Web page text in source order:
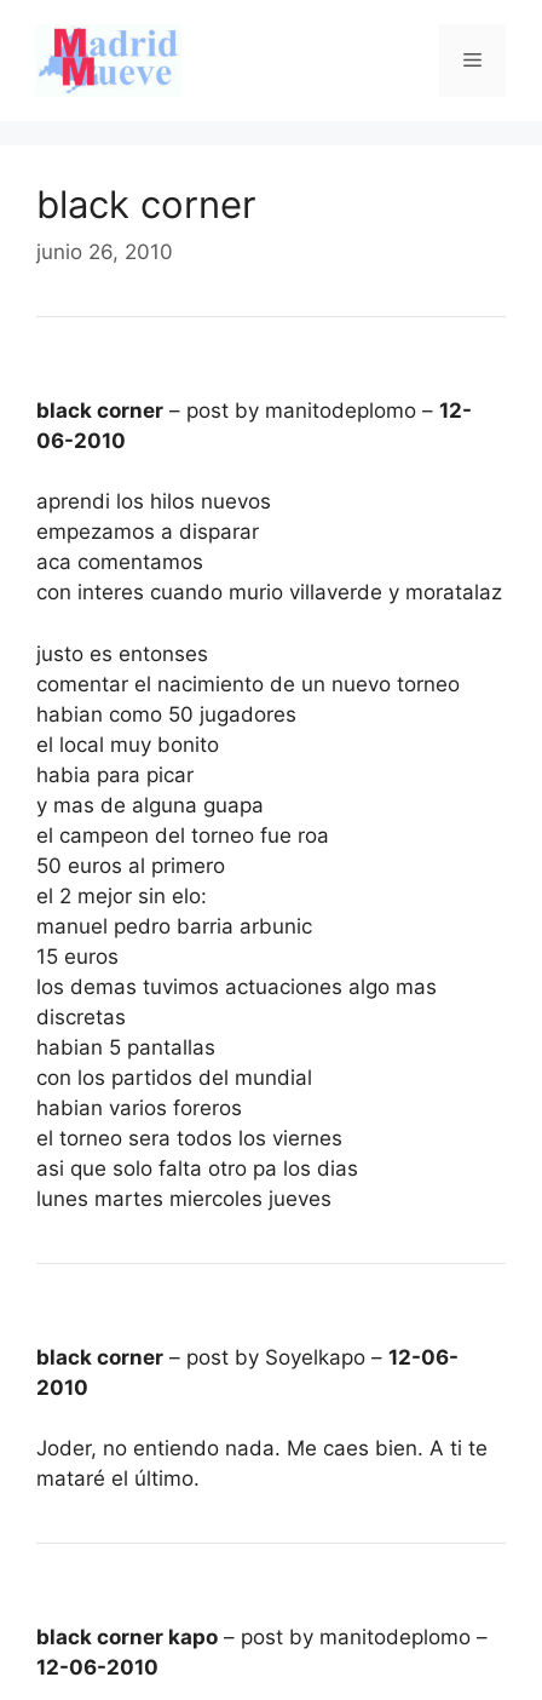
contenido
Menú
black corner
junio 26, 2010
black corner – post by manitodeplomo – 12-
06-2010
aprendi los hilos nuevos
empezamos a disparar
aca comentamos
con interes cuando murio villaverde y moratalaz
justo es entonses
comentar el nacimiento de un nuevo torneo
habian como 50 jugadores
el local muy bonito
habia para picar
y mas de alguna guapa
el campeon del torneo fue roa
50 euros al primero
el 2 mejor sin elo:
manuel pedro barria arbunic
15 euros
los demas tuvimos actuaciones algo mas
discretas
habian 5 pantallas
con los partidos del mundial
habian varios foreros
el torneo sera todos los viernes
asi que solo falta otro pa los dias
lunes martes miercoles jueves
black corner – post by Soyelkapo – 12-06-
2010
Joder, no entiendo nada. Me caes bien. A ti te
mataré el último.
black corner kapo – post by manitodeplomo –
12-06-2010